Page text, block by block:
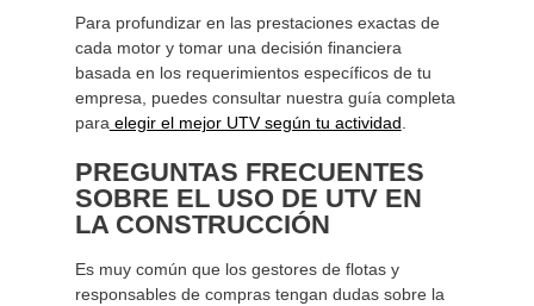
Para profundizar en las prestaciones exactas de
cada motor y tomar una decisión financiera
basada en los requerimientos específicos de tu
empresa, puedes consultar nuestra guía completa
para elegir el mejor UTV según tu actividad
PREGUNTAS FRECUENTES
SOBRE EL USO DE UTV EN
LA CONSTRUCCIÓN
Es muy común que los gestores de flotas y
responsables de compras tengan dudas sobre la